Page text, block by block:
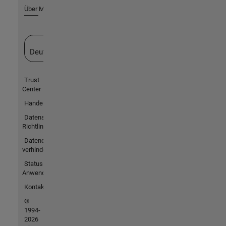
Über MathWorks
Deutschland
Trust
Center
Handelsmarken
Datenschutz-
Richtlinien
Datendiebstahl
verhindern
Status von
Anwendungen
Kontakt
©
1994-
2026